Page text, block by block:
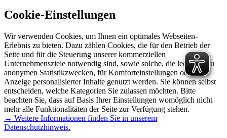
Cookie-Einstellungen
Wir verwenden Cookies, um Ihnen ein optimales Webseiten-
Erlebnis zu bieten. Dazu zählen Cookies, die für den Betrieb der
Seite und für die Steuerung unserer kommerziellen
Unternehmensziele notwendig sind, sowie solche, die lediglich zu
anonymen Statistikzwecken, für Komforteinstellungen oder zur
Anzeige personalisierter Inhalte genutzt werden. Sie können selbst
entscheiden, welche Kategorien Sie zulassen möchten. Bitte
beachten Sie, dass auf Basis Ihrer Einstellungen womöglich nicht
mehr alle Funktionalitäten der Seite zur Verfügung stehen.
→ Weitere Informationen finden Sie in unserem
Datenschutzhinweis.